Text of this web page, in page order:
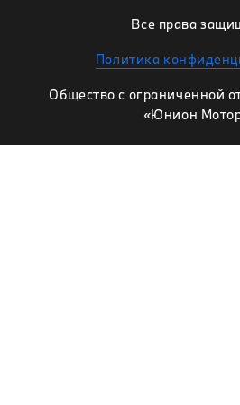
Все права
Политика
Общество с ограниченной
«Юнион